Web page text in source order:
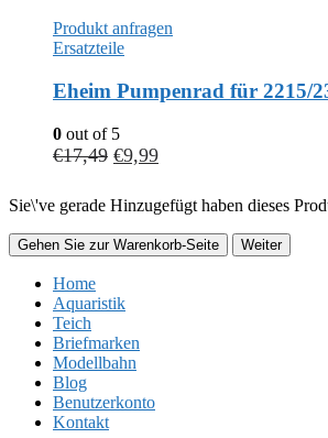
Produkt anfragen
Ersatzteile
Eheim Pumpenrad für 2215/
0 out of 5
€17,49 €9,99
Sie\'ve gerade Hinzugefügt haben dieses
Gehen Sie zur Warenkorb-Seite Weiter
Home
Aquaristik
Teich
Briefmarken
Modellbahn
Blog
Benutzerkonto
Kontakt